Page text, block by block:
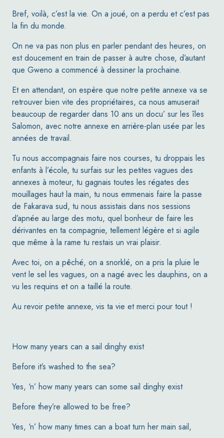
Bref, voilà, c’est la vie. On a joué, on a perdu et c’est pas
la fin du monde.
On ne va pas non plus en parler pendant des heures, on
est doucement en train de passer à autre chose, d’autant
que Gweno a commencé à dessiner la prochaine.
Et en attendant, on espère que notre petite annexe va se
retrouver bien vite des propriétaires, ca nous amuserait
beaucoup de regarder dans 10 ans un docu’ sur les îles
Salomon, avec notre annexe en arrière-plan usée par les
années de travail.
Tu nous accompagnais faire nos courses, tu droppais les
enfants à l’école, tu surfais sur les petites vagues des
annexes à moteur, tu gagnais toutes les régates des
mouillages haut la main, tu nous emmenais faire la passe
de Fakarava sud, tu nous assistais dans nos sessions
d’apnée au large des motu, quel bonheur de faire les
dérivantes en ta compagnie, tellement légère et si agile
que même à la rame tu restais un vrai plaisir.
Avec toi, on a pêché, on a snorklé, on a pris la pluie le
vent le sel les vagues, on a nagé avec les dauphins, on a
vu les requins et on a taillé la route.
Au revoir petite annexe, vis ta vie et merci pour tout !
How many years can a sail dinghy exist
Before it’s washed to the sea?
Yes, ‘n’ how many years can some sail dinghy exist
Before they’re allowed to be free?
Yes, ‘n’ how many times can a boat turn her main sail,